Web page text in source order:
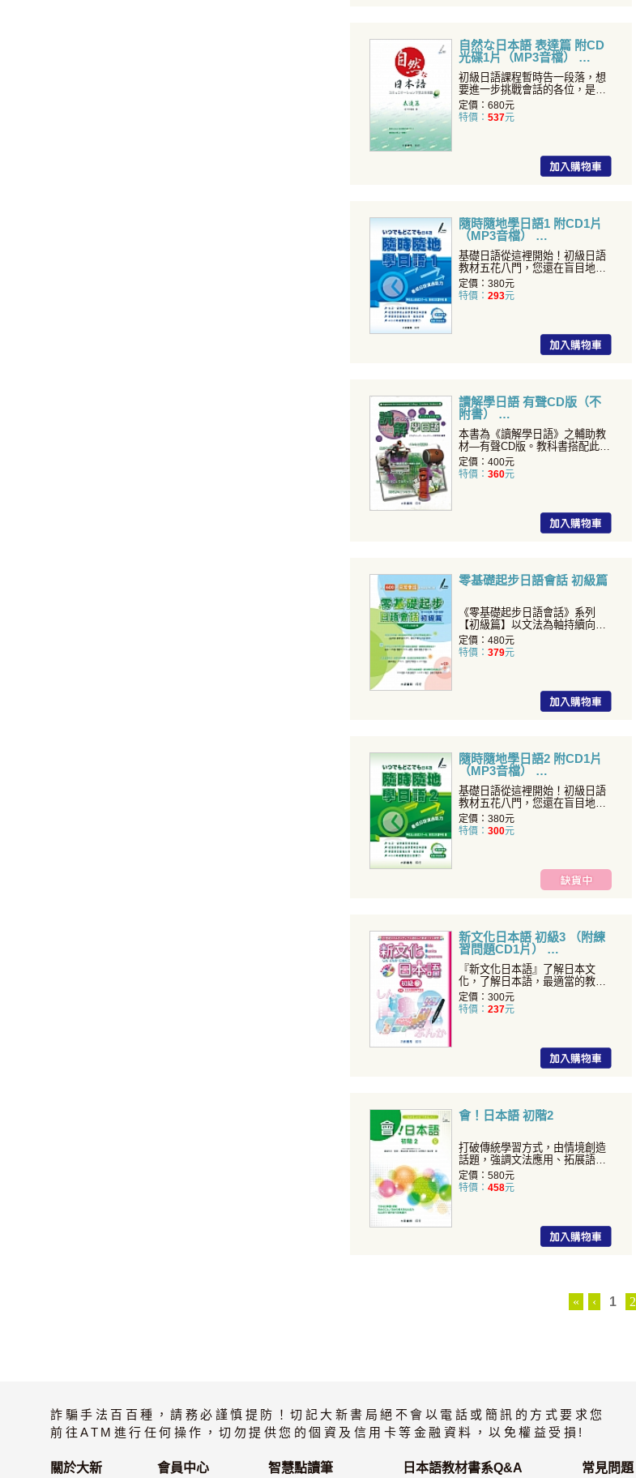
自然な日本語 表達篇 附CD
光碟1片（MP3音檔）
初級日語課程暫時告一段落，想
要進一步挑戰會話的各位，是否
覺得自己的日語能力有所不
定價：680元
特價： 537元
隨時隨地學日語1 附CD1片
（MP3音檔）
基礎日語從這裡開始！初級日語
教材五花八門，您還在盲目地尋
找適合自己的那一本嗎？《
定價：380元
特價： 293元
讀解學日語 有聲CD版（不
附書）
本書為《讀解學日語》之輔助教
材—有聲CD版。教科書搭配此
CD一同學習，有助於增強
定價：400元
特價： 360元
零基礎起步日語會話 初級篇
《零基礎起步日語會話》系列
【初級篇】以文法為軸持續向上
累積會話實力幫助您打下良好
定價：480元
特價： 379元
隨時隨地學日語2 附CD1片
（MP3音檔）
基礎日語從這裡開始！初級日語
教材五花八門，您還在盲目地尋
找適合自己的那一本嗎？《
定價：380元
特價： 300元
新文化日本語 初級3 （附練
習問題CD1片）
『新文化日本語』了解日本文
化，了解日本語，最適當的教
材！豐富的文法句型、精美的插
定價：300元
特價： 237元
會！日本語 初階2
打破傳統學習方式，由情境創造
話題，強調文法應用、拓展語言
知識！
定價：580元
特價： 458元
« ‹ 1 2
詐騙手法百百種，請務必謹慎提防！切記大新書局絕不會以電話或簡訊的方式要求您
前往ATM進行任何操作，切勿提供您的個資及信用卡等金融資料，以免權益受損!
關於大新 會員中心 智慧點讀筆 日本語教材書系Q&A 常見問題